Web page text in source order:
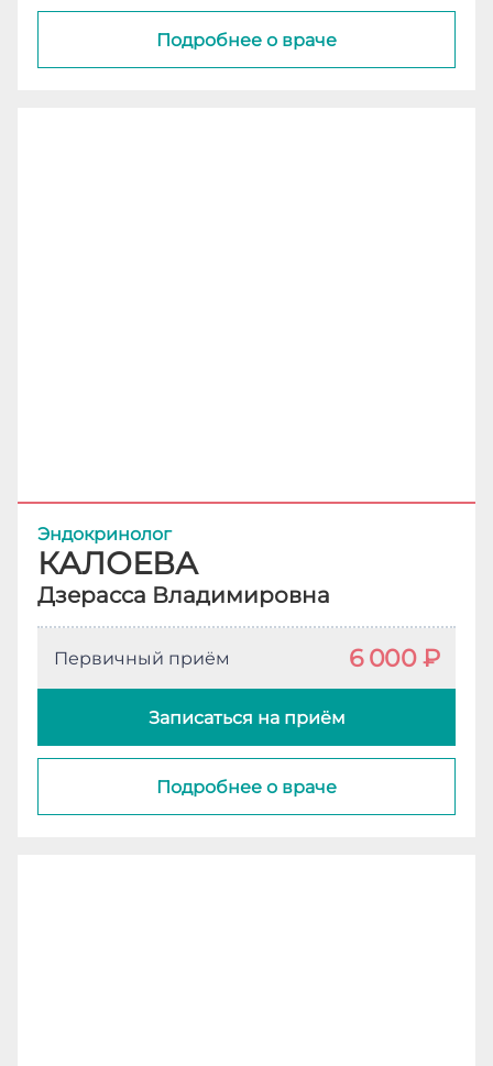
Подробнее о враче
Эндокринолог
КАЛОЕВА
Дзерасса Владимировна
Первичный приём 6 000 ₽
Записаться на приём
Подробнее о враче